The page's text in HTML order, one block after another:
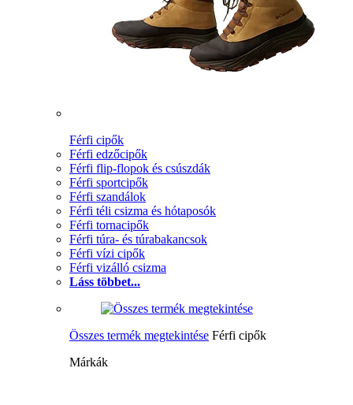
Férfi cipők
Férfi edzőcipők
Férfi flip-flopok és csúszdák
Férfi sportcipők
Férfi szandálok
Férfi téli csizma és hótaposók
Férfi tornacipők
Férfi túra- és túrabakancsok
Férfi vízi cipők
Férfi vizálló csizma
Láss többet...
Összes termék megtekintése Férfi cipők
Márkák